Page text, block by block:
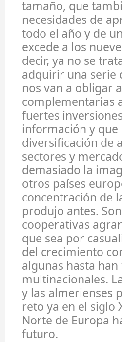
tamaño, que
necesidades de
todo el año y de
excede a los
decir, ya no se
adquirir una serie
nos van a obligar
complementarias
fuertes
información y
diversificación de
sectores y
demasiado la
otros países
concentración de
produjo antes.
cooperativas
que sea por
del crecimiento
algunas hasta
multinacionales.
y las almerienses
reto ya en el siglo
Norte de Europa
futuro.